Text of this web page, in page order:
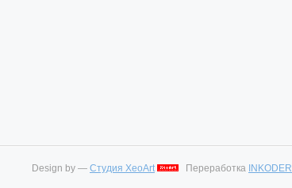
Design by — Студия XeoArt Переработка INKODER